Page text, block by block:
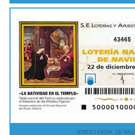
43465
SORTEO EXTRA. DE